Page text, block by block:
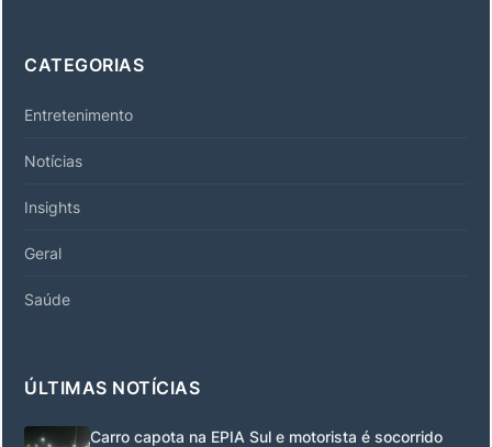
CATEGORIAS
Entretenimento
Notícias
Insights
Geral
Saúde
ÚLTIMAS NOTÍCIAS
Carro capota na EPIA Sul e motorista é socorrido